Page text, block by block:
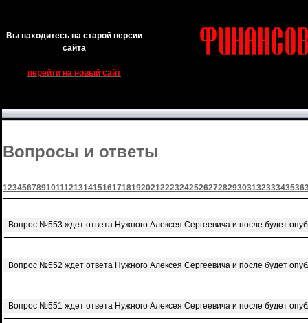
Вы находитесь на старой версии
сайта
перейти на новый сайт
Вопросы и ответы
123456789101112131415161718192021222324252627282930313233343536
Вопрос №553 ждет ответа Нужного Алексея Сергеевича и после будет
Вопрос №552 ждет ответа Нужного Алексея Сергеевича и после будет
Вопрос №551 ждет ответа Нужного Алексея Сергеевича и после будет